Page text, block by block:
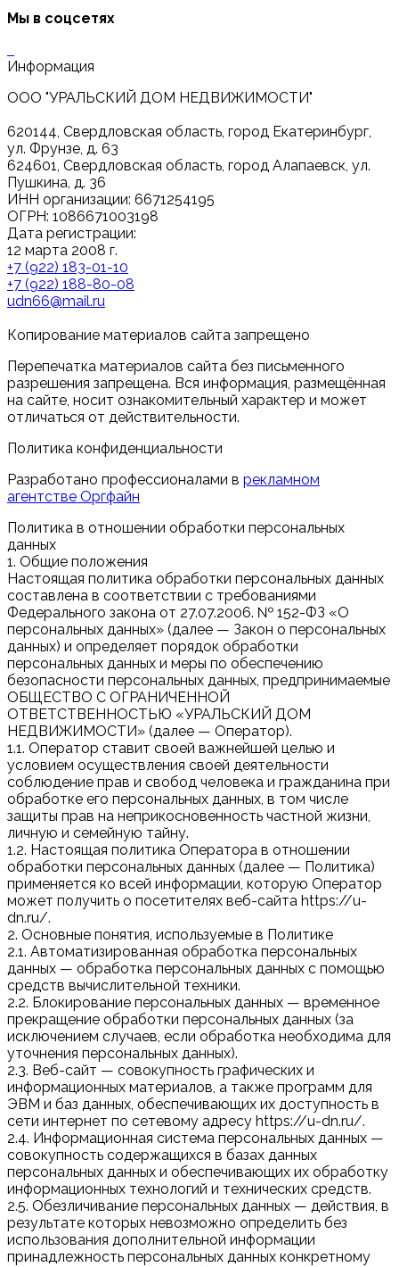
Мы в соцсетях
Информация
ООО "УРАЛЬСКИЙ ДОМ НЕДВИЖИМОСТИ"
620144, Свердловская область, город Екатеринбург,
ул. Фрунзе, д. 63
624601, Свердловская область, город Алапаевск, ул.
Пушкина, д. 36
ИНН организации: 6671254195
ОГРН: 1086671003198
Дата регистрации:
12 марта 2008 г.
+7 (922) 183-01-10
+7 (922) 188-80-08
udn66@mail.ru
Копирование материалов сайта запрещено
Перепечатка материалов сайта без письменного
разрешения запрещена. Вся информация, размещённая
на сайте, носит ознакомительный характер и может
отличаться от действительности.
Политика конфиденциальности
Разработано профессионалами в рекламном
агентстве Оргфайн
Политика в отношении обработки персональных
данных
1. Общие положения
Настоящая политика обработки персональных данных
составлена в соответствии с требованиями
Федерального закона от 27.07.2006. № 152-ФЗ «О
персональных данных» (далее — Закон о персональных
данных) и определяет порядок обработки
персональных данных и меры по обеспечению
безопасности персональных данных, предпринимаемые
ОБЩЕСТВО С ОГРАНИЧЕННОЙ
ОТВЕТСТВЕННОСТЬЮ «УРАЛЬСКИЙ ДОМ
НЕДВИЖИМОСТИ» (далее — Оператор).
1.1. Оператор ставит своей важнейшей целью и
условием осуществления своей деятельности
соблюдение прав и свобод человека и гражданина при
обработке его персональных данных, в том числе
защиты прав на неприкосновенность частной жизни,
личную и семейную тайну.
1.2. Настоящая политика Оператора в отношении
обработки персональных данных (далее — Политика)
применяется ко всей информации, которую Оператор
может получить о посетителях веб-сайта https://u-
dn.ru/.
2. Основные понятия, используемые в Политике
2.1. Автоматизированная обработка персональных
данных — обработка персональных данных с помощью
средств вычислительной техники.
2.2. Блокирование персональных данных — временное
прекращение обработки персональных данных (за
исключением случаев, если обработка необходима для
уточнения персональных данных).
2.3. Веб-сайт — совокупность графических и
информационных материалов, а также программ для
ЭВМ и баз данных, обеспечивающих их доступность в
сети интернет по сетевому адресу https://u-dn.ru/.
2.4. Информационная система персональных данных —
совокупность содержащихся в базах данных
персональных данных и обеспечивающих их обработку
информационных технологий и технических средств.
2.5. Обезличивание персональных данных — действия, в
результате которых невозможно определить без
использования дополнительной информации
принадлежность персональных данных конкретному